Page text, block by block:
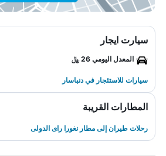
سيارت ايجار
المعدل اليومي 26 ﷼
سيارات للاستئجار في دنباسار
المطارات القريبة
رحلات طيران إلى مطار نغورا راى الدولى